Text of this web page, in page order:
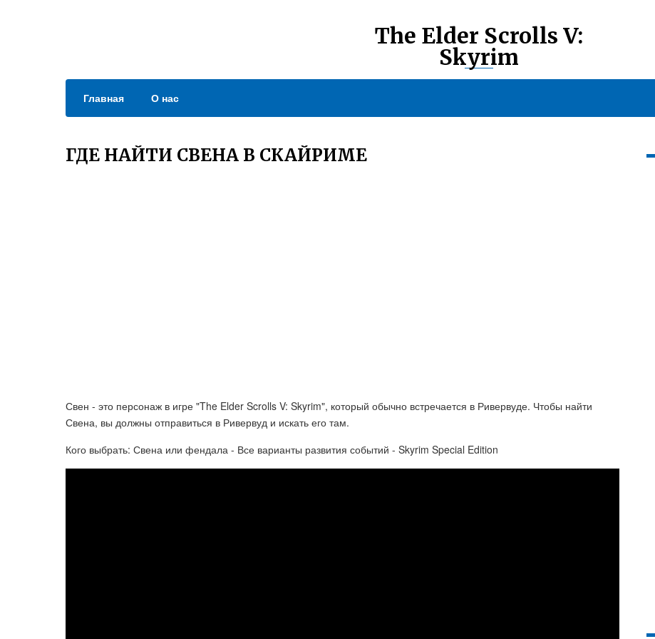
The Elder Scrolls V:
Skyrim
Главная О нас
ГДЕ НАЙТИ СВЕНА В СКАЙРИМЕ
Свен - это персонаж в игре "The Elder Scrolls V: Skyrim", который обычно встречается в Ривервуде. Чтобы найти
Свена, вы должны отправиться в Ривервуд и искать его там.
Кого выбрать: Свена или фендала - Все варианты развития событий - Skyrim Special Edition